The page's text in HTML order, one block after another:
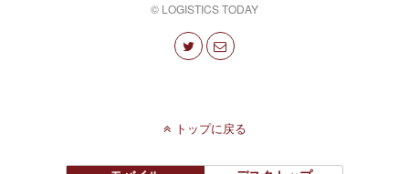
© LOGISTICS TODAY
トップに戻る